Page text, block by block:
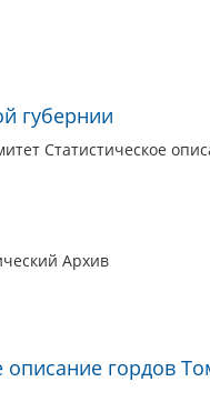
губернии
Статистическое
Архив
описание гордов